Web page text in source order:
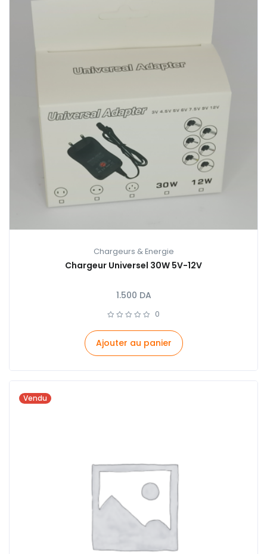
Chargeurs & Energie
Chargeur Universel 30W 5V-12V
1.500 DA
0
Ajouter au panier
Vendu